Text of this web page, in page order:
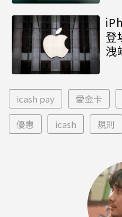
登
洩
icash pay 愛金卡
優惠 icash 規則